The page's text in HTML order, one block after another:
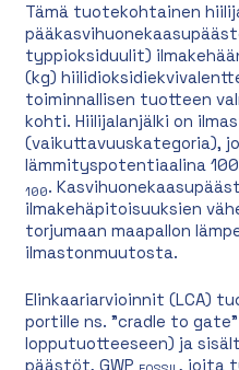
Tämä tuotekohtainen
typpioksiduulit)
(kg)
toiminnallisen tuotteen
kohti. Hiilijalanjälki on
(vaikuttavuuskategoria),
lämmityspotentiaalina 100
100.
ilmakehäpitoisuuksien
torjumaan maapallon
ilmastonmuutosta.
Elinkaariarvioinnit (LCA)
portille ns. ”cradle to
lopputuotteeseen) ja
päästöt, GWP
, joita